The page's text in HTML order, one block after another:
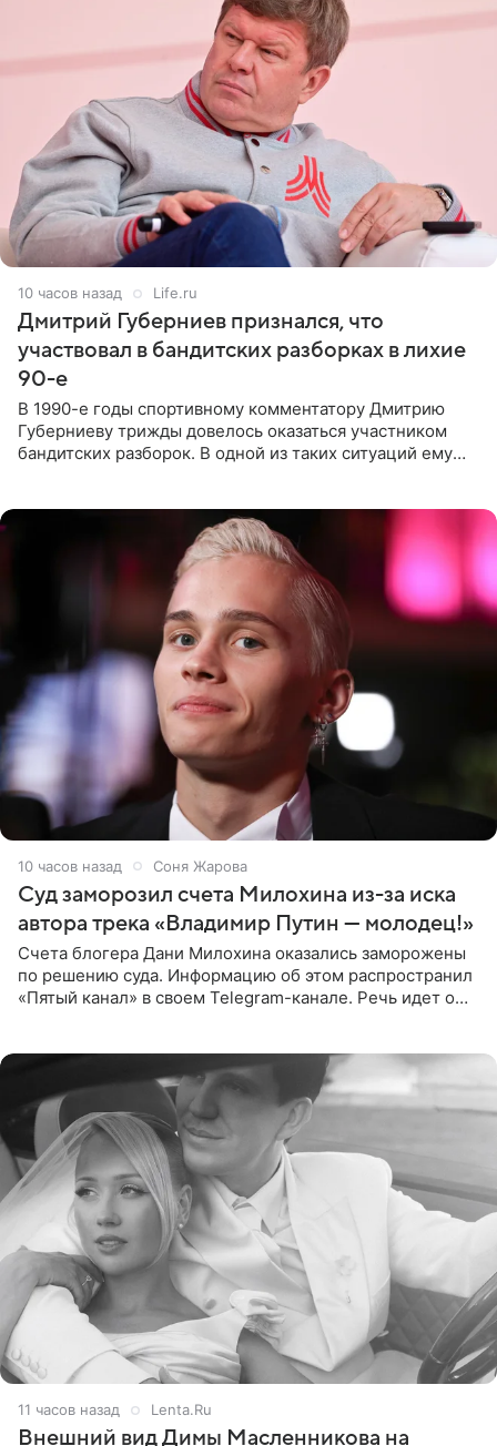
10 часов назад Life.ru
Дмитрий Губерниев признался, что
участвовал в бандитских разборках в лихие
90-е
В 1990-е годы спортивному комментатору Дмитрию
Губерниеву трижды довелось оказаться участником
бандитских разборок. В одной из таких ситуаций ему
10 часов назад Соня Жарова
Суд заморозил счета Милохина из-за иска
автора трека «Владимир Путин — молодец!»
Счета блогера Дани Милохина оказались заморожены
по решению суда. Информацию об этом распространил
«Пятый канал» в своем Telegram-канале. Речь идет о
11 часов назад Lenta.Ru
Внешний вид Димы Масленникова на